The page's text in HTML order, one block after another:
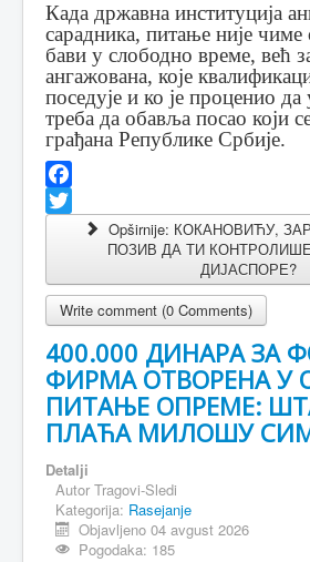
Када државна институција
сарадника, питање није чиме
бави у слободно време, већ
ангажована, које
поседује и ко је проценио да
треба да обавља посао који
грађана Републике Србије.
Facebook
Opširnije: КОКАНОВИЋУ,
ПОЗИВ ДА ТИ
ДИЈАСПОРЕ?
Write comment (0 Comments)
400.000 ДИНАРА ЗА
ФИРМА ОТВОРЕНА У
ПИТАЊЕ ОПРЕМЕ:
ПЛАЋА МИЛОШУ
Detalji
Autor Tragovi-Sledi
Kategorija: Rasejanje
Objavljeno 04 avgust 2026
Pogodaka: 185